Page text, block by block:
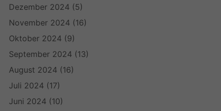
Dezember 2024 (5)
November 2024 (16)
Oktober 2024 (9)
September 2024 (13)
August 2024 (16)
Juli 2024 (17)
Juni 2024 (10)